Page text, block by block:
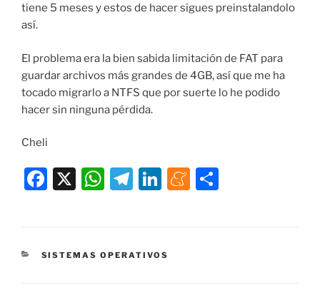
tiene 5 meses y estos de hacer sigues preinstalandolo
así.
El problema era la bien sabida limitación de FAT para
guardar archivos más grandes de 4GB, así que me ha
tocado migrarlo a NTFS que por suerte lo he podido
hacer sin ninguna pérdida.
Cheli
F
e
X
W
s
T
gr
Li
e
M
CATEGORÍAS
SISTEMAS OPERATIVOS